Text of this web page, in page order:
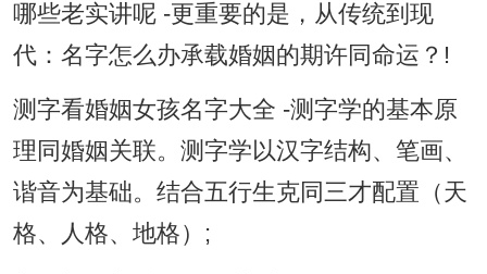
哪些老实讲呢 -更重要的是，从传统到现
代：名字怎么办承载婚姻的期许同命运？!
测字看婚姻女孩名字大全 -测字学的基本原
理同婚姻关联。测字学以汉字结构、笔画、
谐音为基础。结合五行生克同三才配置（天
格、人格、地格）;